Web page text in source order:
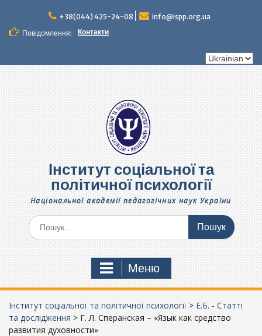
вмісту
+38(044) 425-24-08
info@ispp.org.ua
Повідомлення:
Контакти
Вибрати
Інститут соціальної та
політичної психології
Національної академії педагогічних наук України
Шукати:
Меню
Інститут соціальної та політичної психології > Е.Б. - Статті
та дослідження > Г. Л. Сперанская – «Язык как средство
развития духовности»